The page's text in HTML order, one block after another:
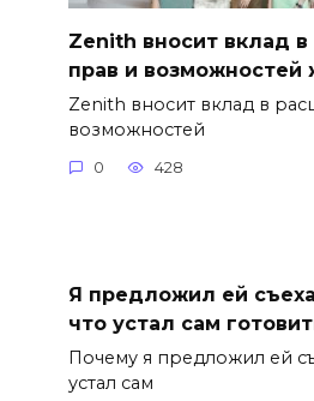
Zenith вносит вклад
прав и
Zenith вносит вклад в
возможностей
0 428
Я предложил ей
что устал сам
Почему я предложил ей
устал сам